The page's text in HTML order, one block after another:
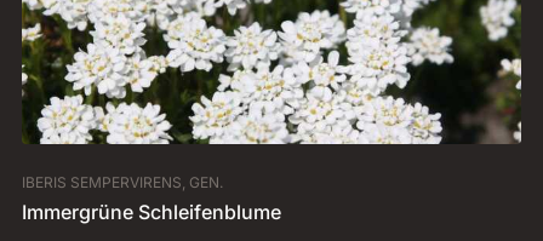
IBERIS SEMPERVIRENS, GEN.
Immergrüne Schleifenblume